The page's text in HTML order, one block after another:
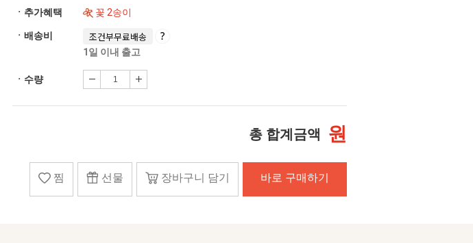
ㆍ추가혜택 꽃 2송이
ㆍ배송비 조건부무료배송
1일 이내 출고
ㆍ수량
총 합계금액 원
찜 선물 장바구니 담기 바로 구매하기